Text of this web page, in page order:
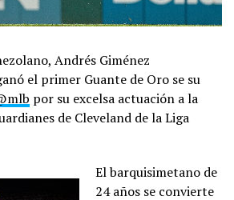
Andrés Giménez
el primer Guante de Oro se su
por su excelsa actuación a la
de Cleveland de la Liga
El barquisimetano de
24 años se convierte